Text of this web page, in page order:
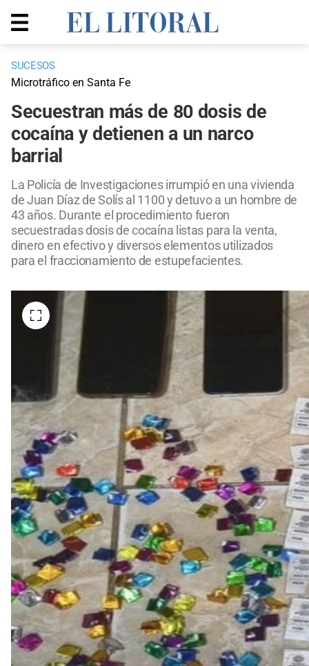
SUCESOS
Microtráfico en Santa Fe
Secuestran más de 80 dosis de
cocaína y detienen a un narco
barrial
La Policía de Investigaciones irrumpió en una vivienda
de Juan Díaz de Solís al 1100 y detuvo a un hombre de
43 años. Durante el procedimiento fueron
secuestradas dosis de cocaína listas para la venta,
dinero en efectivo y diversos elementos utilizados
para el fraccionamiento de estupefacientes.